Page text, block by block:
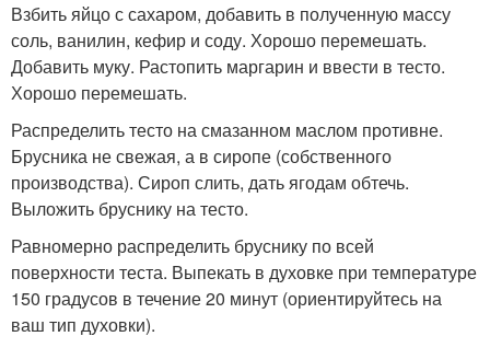
Взбить яйцо с сахаром, добавить в полученную массу
соль, ванилин, кефир и соду. Хорошо перемешать.
Добавить муку. Растопить маргарин и ввести в тесто.
Хорошо перемешать.
Распределить тесто на смазанном маслом противне.
Брусника не свежая, а в сиропе (собственного
производства). Сироп слить, дать ягодам обтечь.
Выложить бруснику на тесто.
Равномерно распределить бруснику по всей
поверхности теста. Выпекать в духовке при температуре
150 градусов в течение 20 минут (ориентируйтесь на
ваш тип духовки).